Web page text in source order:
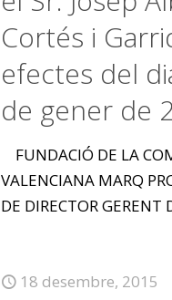
Cortés i
efectes del
de gener de
FUNDACIÓ DE LA
VALENCIANA MARQ
DE DIRECTOR GERENT
18 desembre, 2015